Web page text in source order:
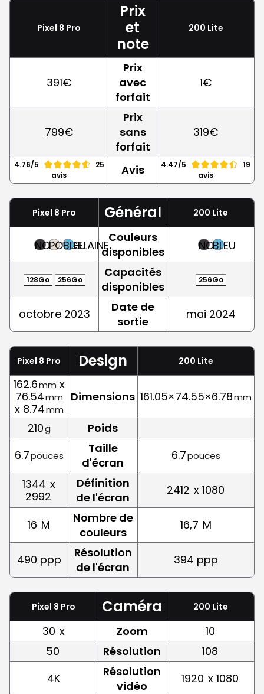
Pixel 8 Pro
Prix
et
note
200 Lite
391€
Prix
avec
forfait
1€
799€
Prix
sans
forfait
319€
4.76/5
25
avis
Avis 4.47/5
19
avis
Pixel 8 Pro Général 200 Lite
NOIRPORCELAINE
BLEU
Couleurs
disponibles
NOIRBLEU
128Go 256Go
Capacités
disponibles
256Go
octobre 2023
Date de
sortie
mai 2024
Pixel 8 Pro Design 200 Lite
162.6mm x
76.54mm
x 8.74mm
Dimensions 161.05×74.55×6.78mm
210g
Poids
6.7pouces
Taille
d'écran
6.7pouces
1344 x
2992
Définition
de l'écran
2412 x 1080
16 M
Nombre de
couleurs
16,7 M
490 ppp
Résolution
de l'écran
394 ppp
Pixel 8 Pro Caméra 200 Lite
30 x Zoom
10
50
Résolution
108
4K
Résolution
vidéo
1920 x 1080